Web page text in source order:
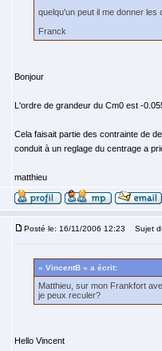
quelqu'un peut il me donner
Franck
Bonjour
L'ordre de grandeur du Cm0 est -
Cela faisait partie des contrainte de
conduit à un reglage du centrage a
matthieu
Posté le: 16/11/2006 12:23 Sujet
« VincentB » a écrit:
Matthieu, sur mon Frankfort
je peux reculer?
Hello Vincent